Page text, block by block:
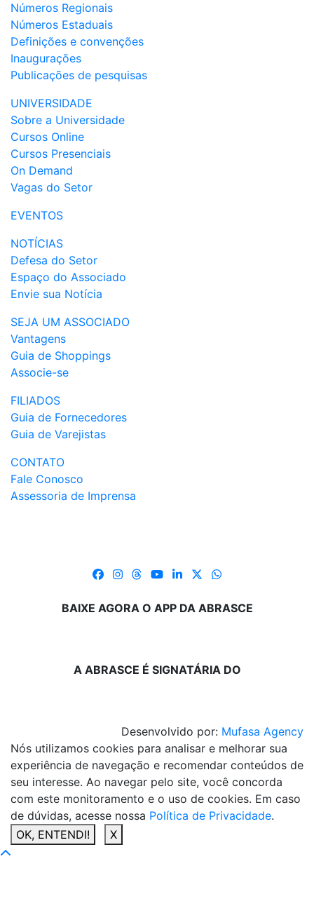
Números Regionais
Números Estaduais
Definições e convenções
Inaugurações
Publicações de pesquisas
UNIVERSIDADE
Sobre a Universidade
Cursos Online
Cursos Presenciais
On Demand
Vagas do Setor
EVENTOS
NOTÍCIAS
Defesa do Setor
Espaço do Associado
Envie sua Notícia
SEJA UM ASSOCIADO
Vantagens
Guia de Shoppings
Associe-se
FILIADOS
Guia de Fornecedores
Guia de Varejistas
CONTATO
Fale Conosco
Assessoria de Imprensa
BAIXE AGORA O APP DA ABRASCE
A ABRASCE É SIGNATÁRIA DO
Desenvolvido por: Mufasa Agency
Nós utilizamos cookies para analisar e melhorar sua
experiência de navegação e recomendar conteúdos de
seu interesse. Ao navegar pelo site, você concorda
com este monitoramento e o uso de cookies. Em caso
de dúvidas, acesse nossa Política de Privacidade.
OK, ENTENDI!
X